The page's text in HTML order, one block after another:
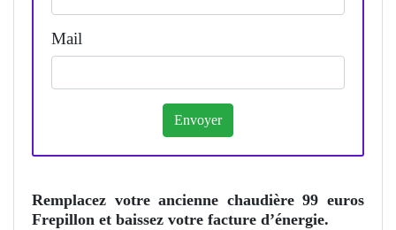
Mail
Remplacez votre ancienne chaudière 99 euros
Frepillon et baissez votre facture d’énergie.